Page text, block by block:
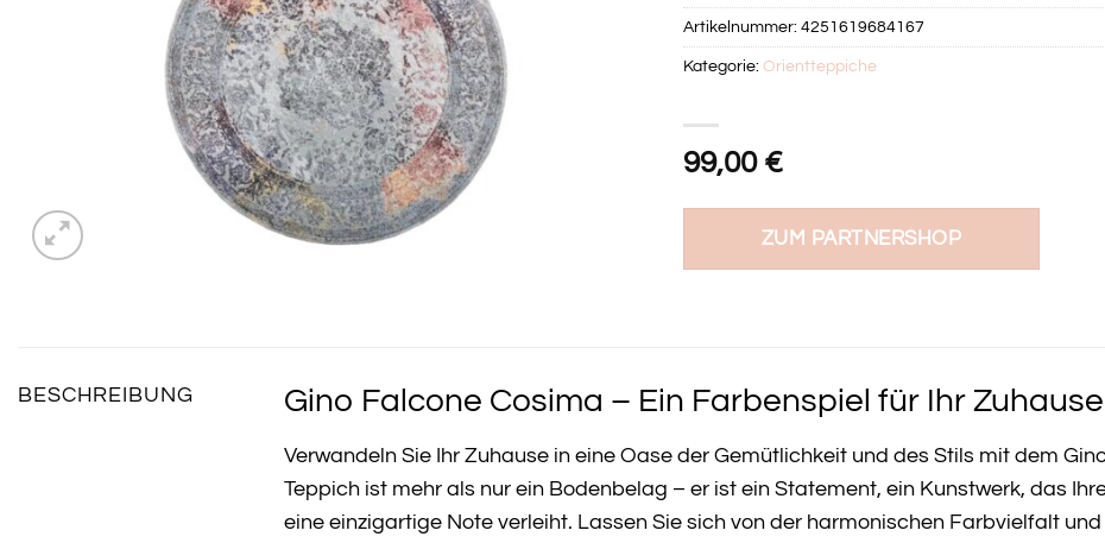
99,00 €
ZUM PARTNERSHOP
Artikelnummer: 4251619684167
Kategorie: Orientteppiche
BESCHREIBUNG Gino Falcone Cosima – Ein Farbenspiel für Ihr Zuhause
Verwandeln Sie Ihr Zuhause in eine Oase der Gemütlichkeit und des Stils mit dem
Teppich ist mehr als nur ein Bodenbelag – er ist ein Statement, ein Kunstwerk, das
eine einzigartige Note verleiht. Lassen Sie sich von der harmonischen Farbvielfalt